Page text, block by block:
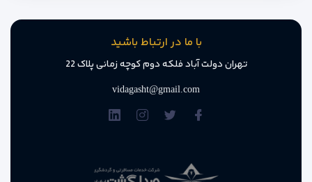
با ما در ارتباط باشید
تهران دولت آباد فلکه دوم کوچه زمانی پلاک 22
vidagasht@gmail.com